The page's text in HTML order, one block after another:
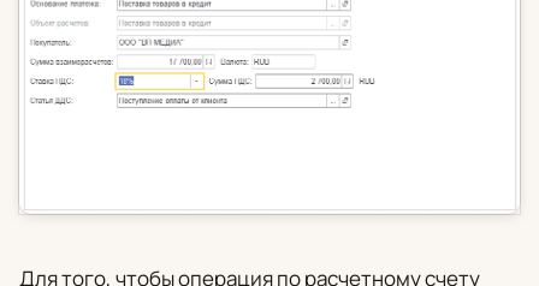
Для того, чтобы операция по расчетному счету